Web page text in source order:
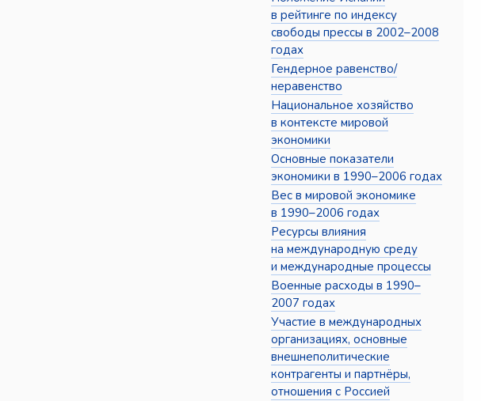
в рейтинге по индексу
свободы прессы в 2002–2008
годах
Гендерное равенство/
неравенство
Национальное хозяйство
в контексте мировой
экономики
Основные показатели
экономики в 1990–2006 годах
Вес в мировой экономике
в 1990–2006 годах
Ресурсы влияния
на международную среду
и международные процессы
Военные расходы в 1990–
2007 годах
Участие в международных
организациях, основные
внешнеполитические
контрагенты и партнёры,
отношения с Россией